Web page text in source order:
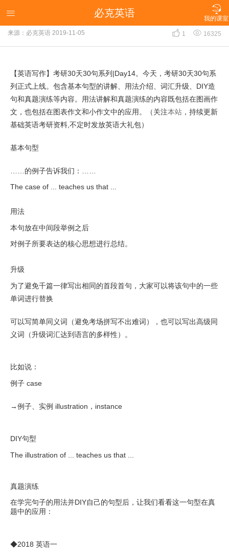

我的课室
 必克英语
【英语写作】考研30天30句系列|Day14
来源：必克英语 2019-11-05  1  16325
【英语写作】考研30天30句系列|Day14。今天，考研30天30句系
列正式上线。包含基本句型的讲解、用法介绍、词汇升级、DIY造
句和真题演练等内容。用法讲解和真题演练的内容既包括在图画作
文，也包括在图表作文和小作文中的应用。（关注本站 ，持续更新
基础英语考研资料,不定时发放英语大礼包）
基本句型
……的例子告诉我们：……
The case of ... teaches us that ...
用法
本句放在中间段举例之后
对例子所要表达的核心思想进行总结。
升级
为了避免千篇一律写出相同的首段首句，大家可以将该句中的一些
单词进行替换
可以写简单同义词（避免考场拼写不出难词），也可以写出高级同
义词（升级词汇达到语言的多样性）。
比如说：
例子 case
→例子、实例 illustration，instance
DIY句型
The illustration of ... teaches us that ...
真题演练
在学完句子的用法并DIY自己的句型后，让我们看看这一句型在真
题中的应用：
◆2018 英语一